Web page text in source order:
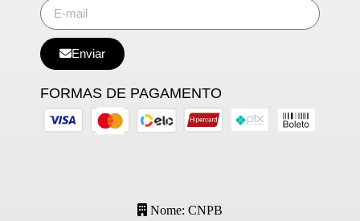
Enviar
FORMAS DE PAGAMENTO
Nome: CNPB